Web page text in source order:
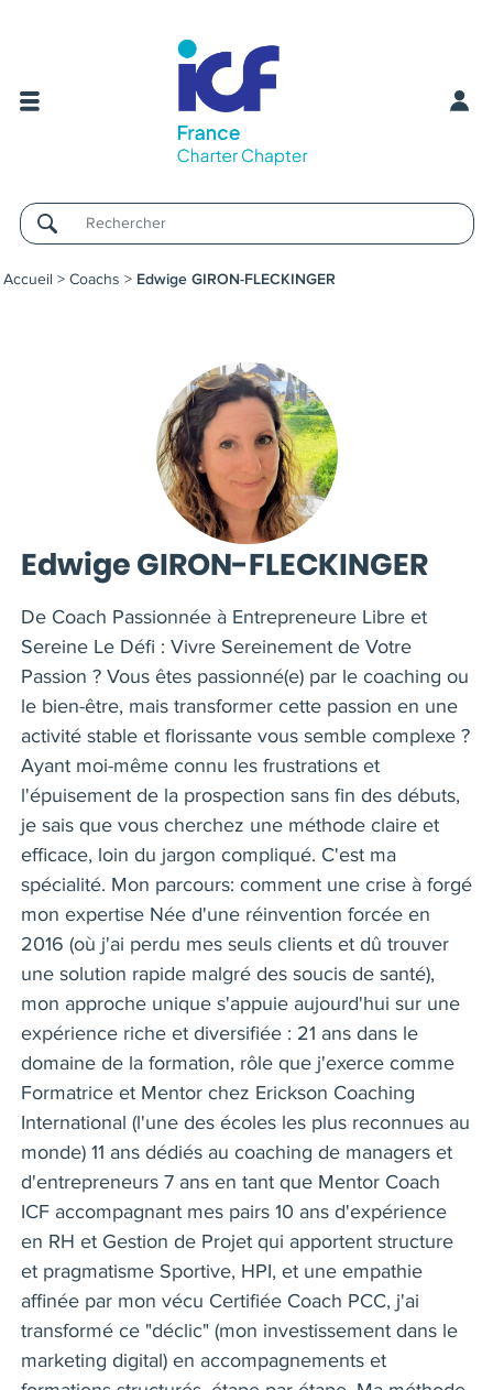
Username
Accueil > Coachs > Edwige GIRON-FLECKINGER
Edwige GIRON-FLECKINGER
De Coach Passionnée à Entrepreneure Libre et
Sereine Le Défi : Vivre Sereinement de Votre
Passion ? Vous êtes passionné(e) par le coaching ou
le bien-être, mais transformer cette passion en une
activité stable et florissante vous semble complexe ?
Ayant moi-même connu les frustrations et
l'épuisement de la prospection sans fin des débuts,
je sais que vous cherchez une méthode claire et
efficace, loin du jargon compliqué. C'est ma
spécialité. Mon parcours: comment une crise à forgé
mon expertise Née d'une réinvention forcée en
2016 (où j'ai perdu mes seuls clients et dû trouver
une solution rapide malgré des soucis de santé),
mon approche unique s'appuie aujourd'hui sur une
expérience riche et diversifiée : 21 ans dans le
domaine de la formation, rôle que j'exerce comme
Formatrice et Mentor chez Erickson Coaching
International (l'une des écoles les plus reconnues au
monde) 11 ans dédiés au coaching de managers et
d'entrepreneurs 7 ans en tant que Mentor Coach
ICF accompagnant mes pairs 10 ans d'expérience
en RH et Gestion de Projet qui apportent structure
et pragmatisme Sportive, HPI, et une empathie
affinée par mon vécu Certifiée Coach PCC, j'ai
transformé ce "déclic" (mon investissement dans le
marketing digital) en accompagnements et